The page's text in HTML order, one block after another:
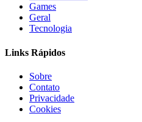
Games
Geral
Tecnologia
Links Rápidos
Sobre
Contato
Privacidade
Cookies